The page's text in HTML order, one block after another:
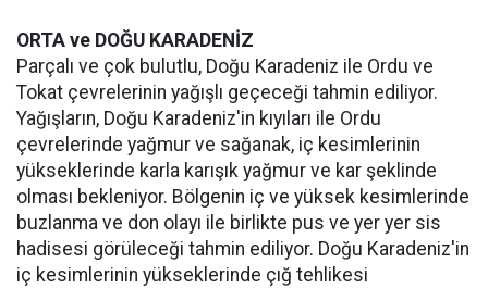
ORTA ve DOĞU KARADENİZ
Parçalı ve çok bulutlu, Doğu Karadeniz ile Ordu ve
Tokat çevrelerinin yağışlı geçeceği tahmin ediliyor.
Yağışların, Doğu Karadeniz'in kıyıları ile Ordu
çevrelerinde yağmur ve sağanak, iç kesimlerinin
yükseklerinde karla karışık yağmur ve kar şeklinde
olması bekleniyor. Bölgenin iç ve yüksek kesimlerinde
buzlanma ve don olayı ile birlikte pus ve yer yer sis
hadisesi görüleceği tahmin ediliyor. Doğu Karadeniz'in
iç kesimlerinin yükseklerinde çığ tehlikesi